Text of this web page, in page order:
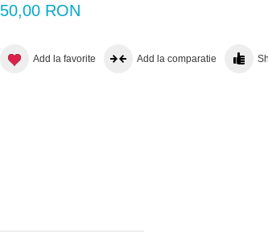
50,00 RON
Add la favorite Add la comparatie